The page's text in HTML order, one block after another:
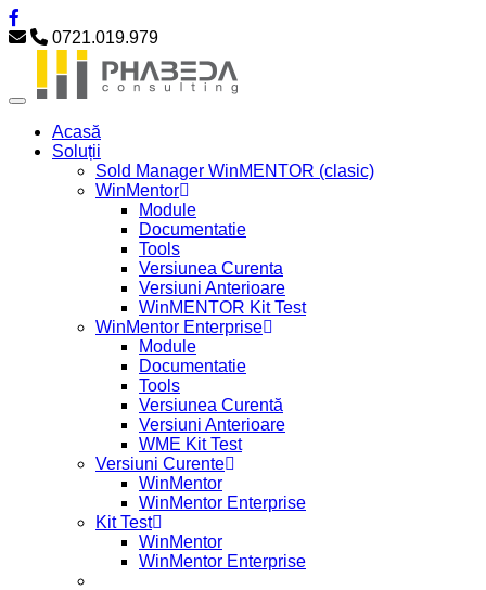
0721.019.979
Acasă
Soluții
Sold Manager WinMENTOR (clasic)
WinMentor
Module
Documentatie
Tools
Versiunea Curenta
Versiuni Anterioare
WinMENTOR Kit Test
WinMentor Enterprise
Module
Documentatie
Tools
Versiunea Curentă
Versiuni Anterioare
WME Kit Test
Versiuni Curente
WinMentor
WinMentor Enterprise
Kit Test
WinMentor
WinMentor Enterprise